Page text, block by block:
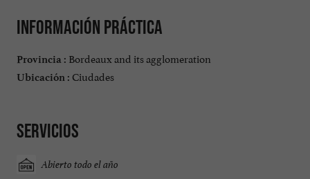
Información práctica
Provincia : Bordeaux and its agglomeration
Ubicación : Ciudades
Servicios
Abierto todo el año